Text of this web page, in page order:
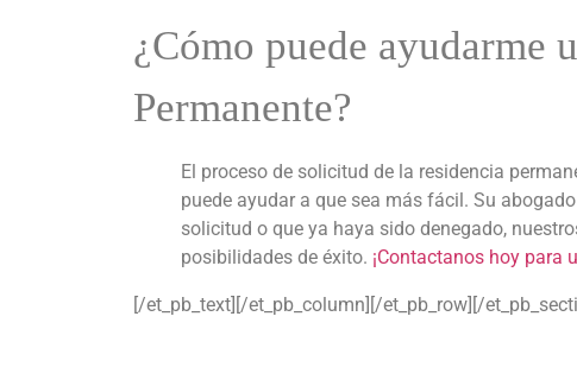
¿Cómo puede ayudarme
Permanente?
El proceso de solicitud de la residencia
puede ayudar a que sea más fácil. Su
solicitud o que ya haya sido denegado,
posibilidades de éxito. ¡Contactanos hoy para
[/et_pb_text][/et_pb_column][/et_pb_row][/